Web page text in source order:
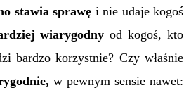
stawia sprawę i nie udaje kogoś
wiarygodny od kogoś, kto
bardzo korzystnie? Czy właśnie
w pewnym sensie nawet: